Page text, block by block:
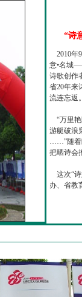
“诗
2010年
意•名城
诗歌创作
省20年来
流连忘返
“万里艳
游艇破浪
……”随着
把晒诗会
这次“诗
办、省教